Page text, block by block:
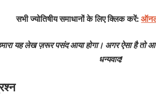
सभी ज्योतिषीय समाधानों के लिए क्लिक करें:
यह लेख ज़रूर पसंद आया होगा। अगर ऐसा है
धन्यवाद!